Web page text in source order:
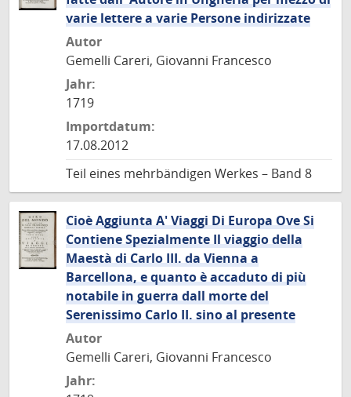
varie lettere a varie Persone indirizzate
Autor
Gemelli Careri, Giovanni Francesco
Jahr:
1719
Importdatum:
17.08.2012
Teil eines mehrbändigen Werkes – Band 8
Cioè Aggiunta A' Viaggi Di Europa Ove Si
Contiene Spezialmente Il viaggio della
Maestà di Carlo III. da Vienna a
Barcellona, e quanto è accaduto di più
notabile in guerra dall morte del
Serenissimo Carlo II. sino al presente
Autor
Gemelli Careri, Giovanni Francesco
Jahr: